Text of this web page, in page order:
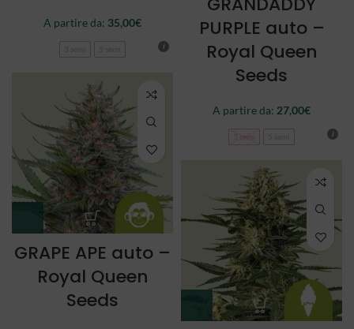
A partire da: 35,00€
PURPLE auto –
Royal Queen
Seeds
A partire da: 27,00€
3 semi
GRAPE APE auto –
Royal Queen
Seeds